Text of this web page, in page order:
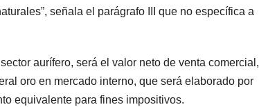
señala el parágrafo III que no específica a
aurífero, será el valor neto de venta comercial,
oro en mercado interno, que será elaborado por
equivalente para fines impositivos.